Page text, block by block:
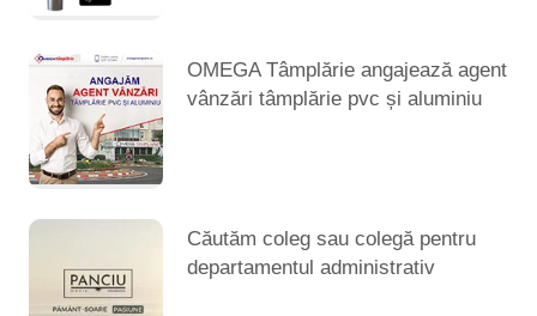
OMEGA Tâmplărie angajează agent
vânzări tâmplărie pvc și aluminiu
Căutăm coleg sau colegă pentru
departamentul administrativ